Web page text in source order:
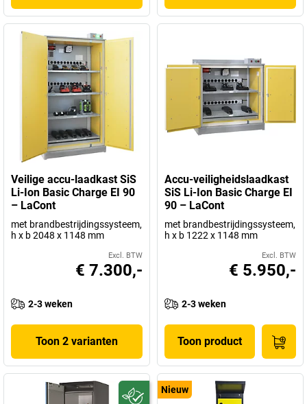
Veilige accu-laadkast SiS
Li-Ion Basic Charge EI 90
– LaCont
met brandbestrijdingssysteem,
h x b 2048 x 1148 mm
Excl. BTW
€ 7.300,-
2-3 weken
Toon 2 varianten
Accu-veiligheidslaadkast
SiS Li-Ion Basic Charge EI
90 – LaCont
met brandbestrijdingssysteem,
h x b 1222 x 1148 mm
Excl. BTW
€ 5.950,-
2-3 weken
Toon product
Nieuw